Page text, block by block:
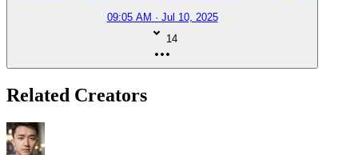
09:05 AM · Jul 10, 2025
14
Related Creators